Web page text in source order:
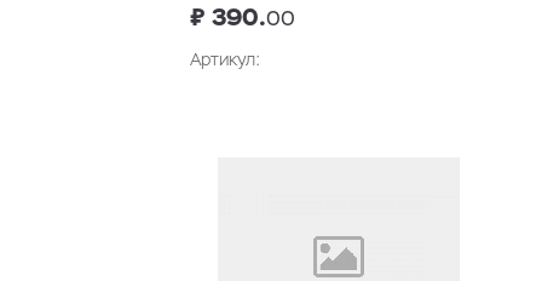
₽ 390.00
Артикул: